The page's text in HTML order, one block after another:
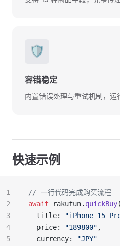
🛡️
容错稳定
内置错误处理与重试机制，运
快速示例
// 一行代码完成购买流程
await rakufun. quickBuy
  title:
"iPhone 15
  price:
"189800" ,
  currency:
"JPY"
1
2
3
4
5